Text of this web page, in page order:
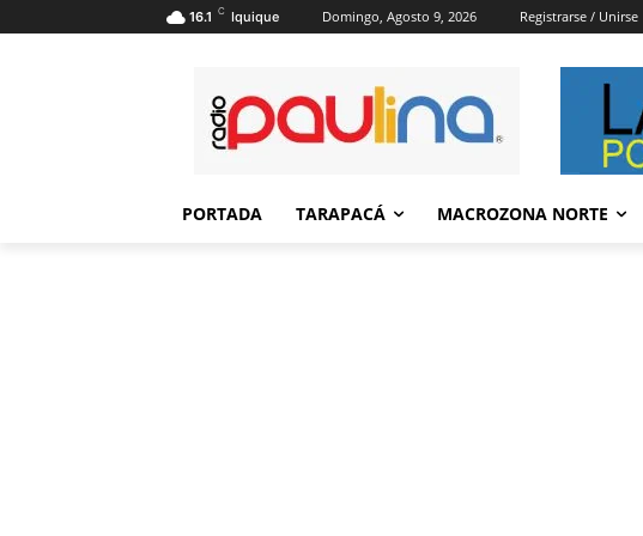
16.1 C Iquique Domingo, Agosto 9, 2026 Registrarse / Unirse
PORTADA TARAPACÁ MACROZONA NORTE